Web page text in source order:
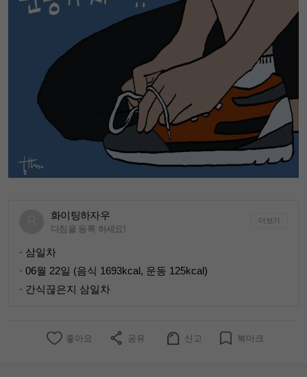
화이팅하자우
다짐을 등록 하세요!
더보기
· 삼일차
· 06월 22일 (음식 1693kcal, 운동 125kcal)
· 간식끊은지 삼일차
좋아요 공유 신고 북마크